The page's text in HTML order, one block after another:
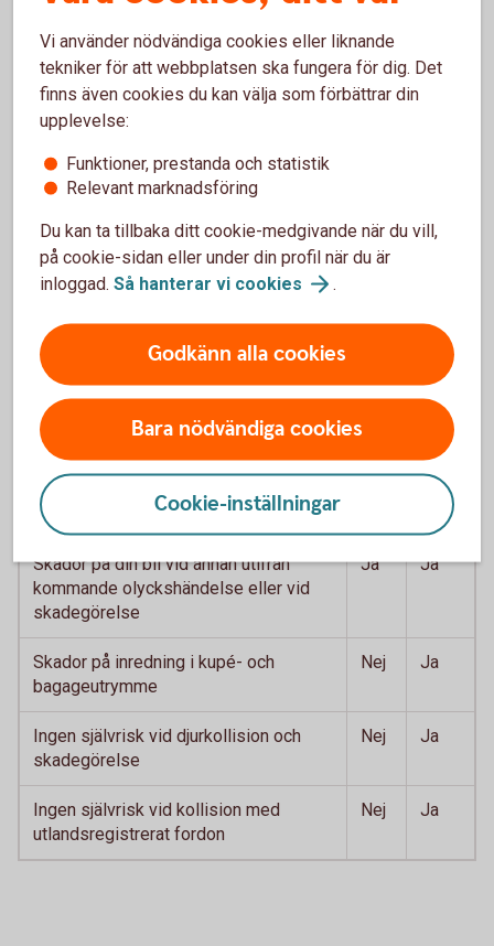
Hyrbil vid försäkringsskada, 75% av
kostnad i max 75 dagar
Nej Ja
en timme
Djurkollision och skadegörelse, 3 000
kronor till reparation
Nej Ja
Självrisk som överstiger 3 000 kronor
vid vagnskadegaranti
Helförsäkring ersätter även
BAS PLUS
Skador på din bil vid trafikolycka
Skador på din bil vid annan utifrån
kommande olyckshändelse eller vid
skadegörelse
Ja Ja
Skador på inredning i kupé- och
bagageutrymme
Nej Ja
Ingen självrisk vid djurkollision och
skadegörelse
Nej Ja
Ingen självrisk vid kollision med
utlandsregistrerat fordon
Nej Ja
Vi använder nödvändiga cookies eller liknande
tekniker för att webbplatsen ska fungera för dig. Det
finns även cookies du kan välja som förbättrar din
upplevelse:
Funktioner, prestanda och statistik
Relevant marknadsföring
Du kan ta tillbaka ditt cookie-medgivande när du vill,
på cookie-sidan eller under din profil när du är
inloggad. Så hanterar vi cookies .
Godkänn alla cookies
Bara nödvändiga cookies
Cookie-inställningar